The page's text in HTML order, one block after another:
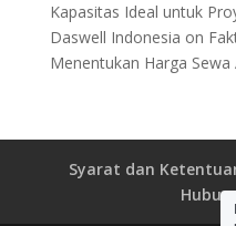
Kapasitas Ideal untuk
Daswell Indonesia on
Menentukan Harga
Syarat dan